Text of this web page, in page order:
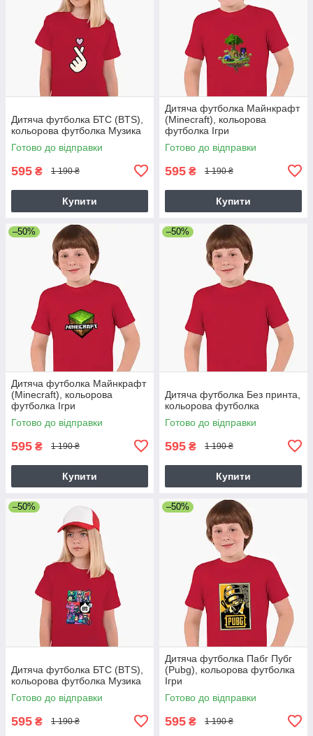
Дитяча футболка БТС (BTS),
кольорова футболка Музика
Готово до відправки
595 ₴ 1 190 ₴
Купити
Дитяча футболка Майнкрафт
(Minecraft), кольорова
футболка Ігри
Готово до відправки
595 ₴ 1 190 ₴
Купити
–50%
Дитяча футболка Майнкрафт
(Minecraft), кольорова
футболка Ігри
Готово до відправки
595 ₴ 1 190 ₴
Купити
–50%
Дитяча футболка Без принта,
кольорова футболка
Готово до відправки
595 ₴ 1 190 ₴
Купити
–50%
Дитяча футболка БТС (BTS),
кольорова футболка Музика
Готово до відправки
595 ₴ 1 190 ₴
–50%
Дитяча футболка Пабг Пубг
(Pubg), кольорова футболка
Ігри
Готово до відправки
595 ₴ 1 190 ₴